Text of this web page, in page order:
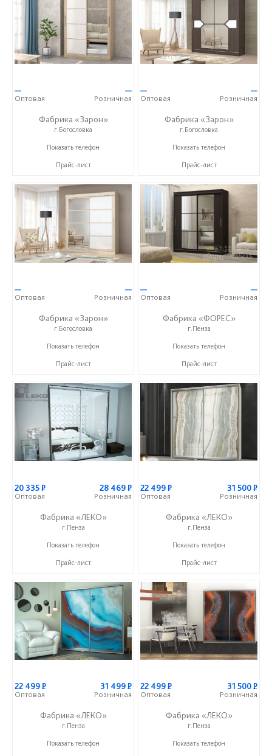
—
Оптовая
—
Розничная
Фабрика «Зарон»
г.Богословка
+7 (8412) 21-50-66
Показать телефон
Прайс-лист
—
Оптовая
—
Розничная
Фабрика «Зарон»
г.Богословка
+7 (8412) 21-50-66
Показать телефон
Прайс-лист
—
Оптовая
—
Розничная
Фабрика «Зарон»
г.Богословка
+7 (8412) 21-50-66
Показать телефон
Прайс-лист
—
Оптовая
—
Розничная
Фабрика «ФОРЕС»
г.Пенза
+7 (8412) 73-85-16
Показать телефон
Прайс-лист
20 335Р
Оптовая
28 469Р
Розничная
Фабрика «ЛЕКО»
г.Пенза
+7 (800) 222-93-90
Показать телефон
Прайс-лист
22 499Р
Оптовая
31 500Р
Розничная
Фабрика «ЛЕКО»
г.Пенза
+7 (800) 222-93-90
Показать телефон
Прайс-лист
22 499Р
Оптовая
31 499Р
Розничная
Фабрика «ЛЕКО»
г.Пенза
+7 (800) 222-93-90
Показать телефон
22 499Р
Оптовая
31 500Р
Розничная
Фабрика «ЛЕКО»
г.Пенза
+7 (800) 222-93-90
Показать телефон